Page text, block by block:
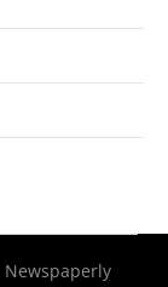
Newspaperly